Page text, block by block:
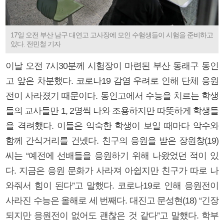
17일 오전 부산 남구 대연고 고사장에 모인 수험생들이 시험을 준비하고
있다. 전민철 기자
이날 오전 7시30분께 시험장이 마련된 부산 동래구 동인
고 앞은 차분했다. 코로나19 감염 우려로 인해 단체 응원
전이 사라졌기 때문이다. 동인고에서 수능을 치르는 학생
들의 교사들만 1, 2명씩 나와 조용하지만 따뜻하게 학생들
을 격려했다. 이들은 익숙한 학생이 보일 때마다 악수와
함께 간식거리를 건넸다. 친구의 응원을 받은 장원창(19)
씨는 “예전에 선배들을 응원하기 위해 나왔었던 적이 있
다. 지금은 응원 문화가 사라져 아쉽지만 친구가 따로 나
와줘서 힘이 된다”고 말했다. 코로나19로 인해 응원전이
사라진 수능은 올해로 세 번째다. 대진고 문성현(18) “긴장
되지만 응원전이 없어도 괜찮은 것 같다”고 말했다. 학부